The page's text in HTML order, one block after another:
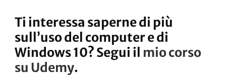
Ti interessa saperne di più
sull’uso del computer e di
Windows 10? Segui il mio corso
su Udemy.